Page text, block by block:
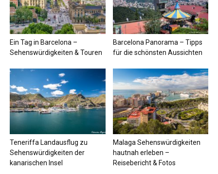
Ein Tag in Barcelona –
Sehenswürdigkeiten & Touren
Barcelona Panorama – Tipps
für die schönsten Aussichten
Teneriffa Landausflug zu
Sehenswürdigkeiten der
kanarischen Insel
Malaga Sehenswürdigkeiten
hautnah erleben –
Reisebericht & Fotos